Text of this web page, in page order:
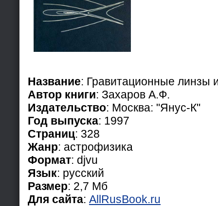
Название: Гравитационные линзы
Автор книги: Захаров А.Ф.
Издательство: Москва: "Янус-К"
Год выпуска: 1997
Страниц: 328
Жанр: астрофизика
Формат: djvu
Язык: русский
Размер: 2,7 Мб
Для сайта: AllRusBook.ru